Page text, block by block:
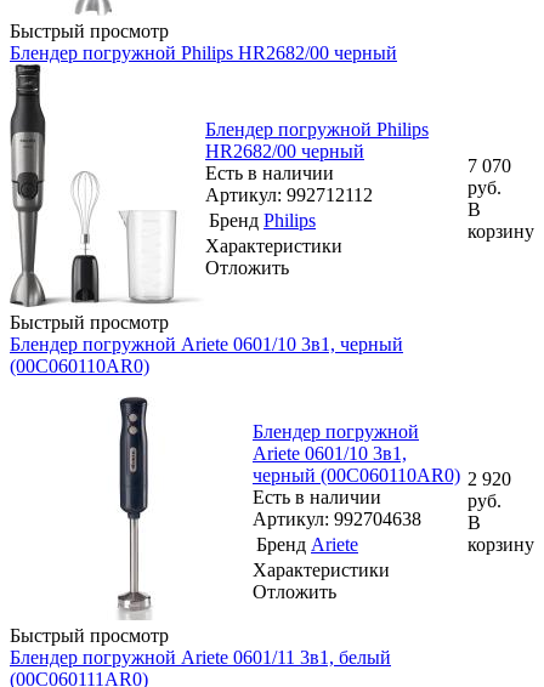
Быстрый просмотр
Блендер погружной Philips HR2682/00 черный
Быстрый просмотр
Блендер погружной Philips
HR2682/00 черный
Есть в наличии
Артикул: 992712112
Бренд Philips
Характеристики
Отложить
7 070
руб.
В
корзину
Блендер погружной Ariete 0601/10 3в1, черный
(00C060110AR0)
Быстрый просмотр
Блендер погружной
Ariete 0601/10 3в1,
черный (00C060110AR0)
Есть в наличии
Артикул: 992704638
Бренд Ariete
Характеристики
Отложить
2 920
руб.
В
корзину
Блендер погружной Ariete 0601/11 3в1, белый
(00C060111AR0)